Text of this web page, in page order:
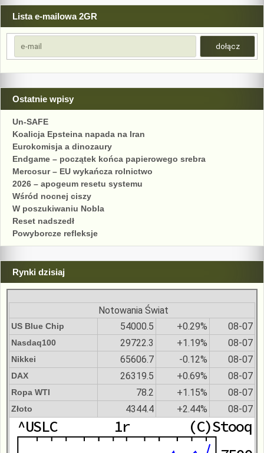
Lista e-mailowa 2GR
Ostatnie wpisy
Un-SAFE
Koalicja Epsteina napada na Iran
Eurokomisja a dinozaury
Endgame – początek końca papierowego srebra
Mercosur – EU wykańcza rolnictwo
2026 – apogeum resetu systemu
Wśród nocnej ciszy
W poszukiwaniu Nobla
Reset nadszedł
Powyborcze refleksje
Rynki dzisiaj
Notowania Świat
US Blue Chip 54000.5 +0.29% 08-07
Nasdaq100 29722.3 +1.19% 08-07
Nikkei 65606.7 -0.12% 08-07
DAX 26319.5 +0.69% 08-07
Ropa WTI 78.2 +1.15% 08-07
Złoto 4344.4 +2.44% 08-07